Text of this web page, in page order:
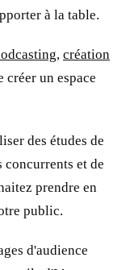
à la table.
, création
un espace
des études de
concurrents et de
prendre en
public.
d'audience